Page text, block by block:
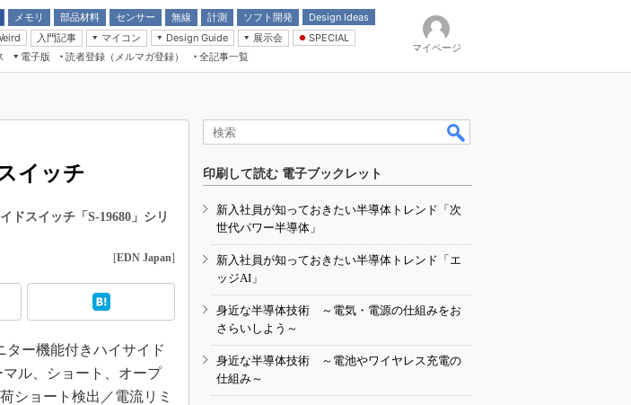
メモリ
部品材料
センサー 無線 計測 ソフト開発
Design Ideas
アナログ機能回路
計測とテスト
入門記事
マイコン
Design Guide
器
展示会
CEATEC
組込み/エッジコンピューティング展
人とくるま展
SPECIAL
Microchip情報
電子版
読者登録（メルマガ登録） 全記事一覧
マイページ
イッチ
ドスイッチ「S-19680」シリ
[EDN Japan]
ー機能付きハイサイド
マル、ショート、オープ
ショート検出／電流リミ
印刷して読む 電子ブックレット
新入社員が知っておきたい半導体トレンド「次
世代パワー半導体」
新入社員が知っておきたい半導体トレンド「エ
ッジAI」
身近な半導体技術 ～電気・電源の仕組みをお
さらいしよう～
身近な半導体技術 ～電池やワイヤレス充電の
仕組み～